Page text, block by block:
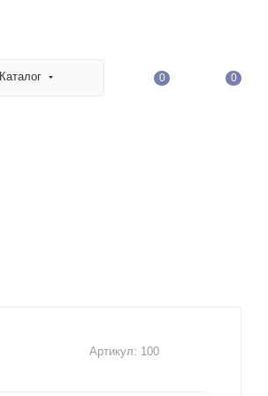
Каталог 0 0
Артикул: 100